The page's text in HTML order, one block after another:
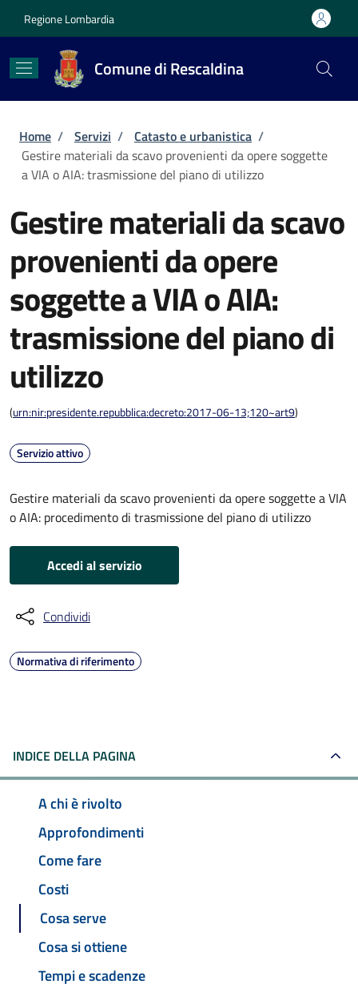
Regione Lombardia
Comune di Rescaldina
Briciole di pane
Home / Servizi / Catasto e urbanistica /
Gestire materiali da scavo provenienti da opere soggette
a VIA o AIA: trasmissione del piano di utilizzo
Gestire materiali da scavo
provenienti da opere
soggette a VIA o AIA:
trasmissione del piano di
utilizzo
(urn:nir:presidente.repubblica:decreto:2017-06-13;120~art9)
Servizio attivo
Gestire materiali da scavo provenienti da opere soggette a VIA
o AIA: procedimento di trasmissione del piano di utilizzo
Accedi al servizio
Condividi
Normativa di riferimento
INDICE DELLA PAGINA
A chi è rivolto
Approfondimenti
Come fare
Costi
Cosa serve
Cosa si ottiene
Tempi e scadenze